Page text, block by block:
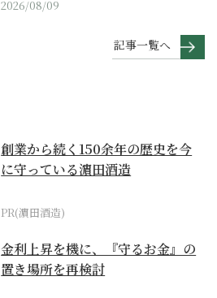
2026/08/09
記事一覧へ
創業から続く150余年の歴史を今
に守っている濵田酒造
PR(濵田酒造)
金利上昇を機に、『守るお金』の
置き場所を再検討